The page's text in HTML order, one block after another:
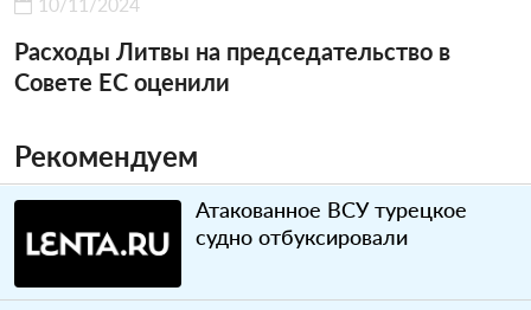
10/11/2024
Расходы Литвы на председательство в
Совете ЕС оценили
Рекомендуем
Атакованное ВСУ турецкое
судно отбуксировали